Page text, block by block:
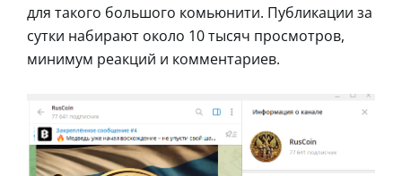
для такого большого комьюнити. Публикации за
сутки набирают около 10 тысяч просмотров,
минимум реакций и комментариев.